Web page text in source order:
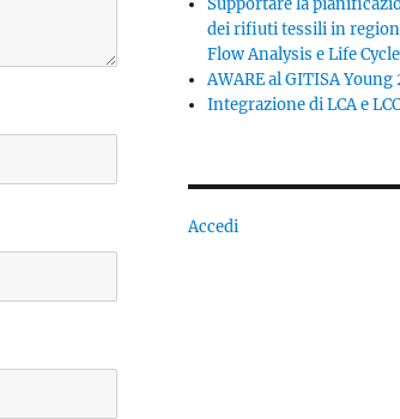
Supportare la
dei rifiuti tessili in
Flow Analysis e Life
AWARE al GITISA Young
Integrazione di LCA e LCC
Accedi